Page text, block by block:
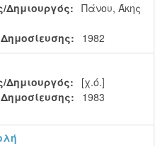
Πάνου, Άκης
1982
[χ.ό.]
1983